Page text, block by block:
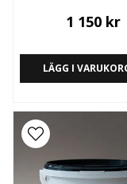
1 150 kr
LÄGG I